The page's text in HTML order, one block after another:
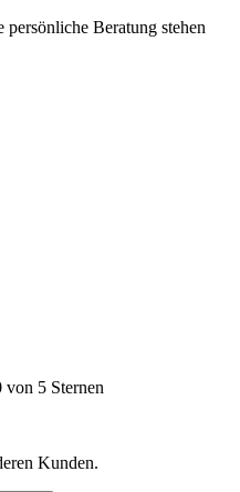
Beratung stehen
5 Sternen
Kunden.